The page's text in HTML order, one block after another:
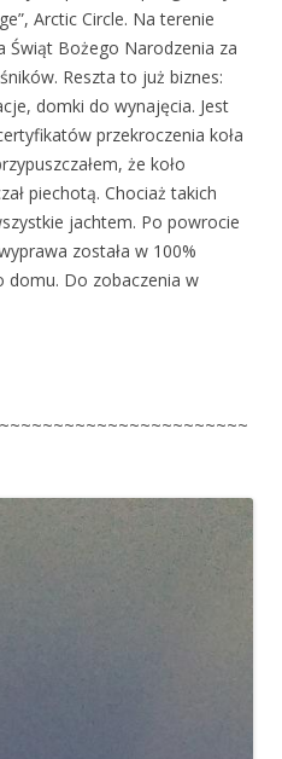
Arctic Circle. Na terenie
Świąt Bożego Narodzenia za
Reszta to już biznes:
domki do wynajęcia. Jest
przekroczenia koła
że koło
piechotą. Chociaż takich
jachtem. Po powrocie
została w 100%
domu. Do zobaczenia w